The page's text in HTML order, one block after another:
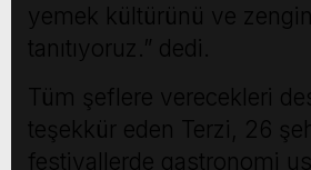
yemek kültürünü ve
tanıtıyoruz.” dedi.
Tüm şeflere verecekleri
teşekkür eden Terzi, 26
festivallerde gastronomi